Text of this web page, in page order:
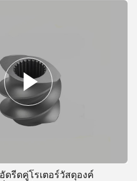
ดรีดคู่โรเตอร์วัสดุองค์